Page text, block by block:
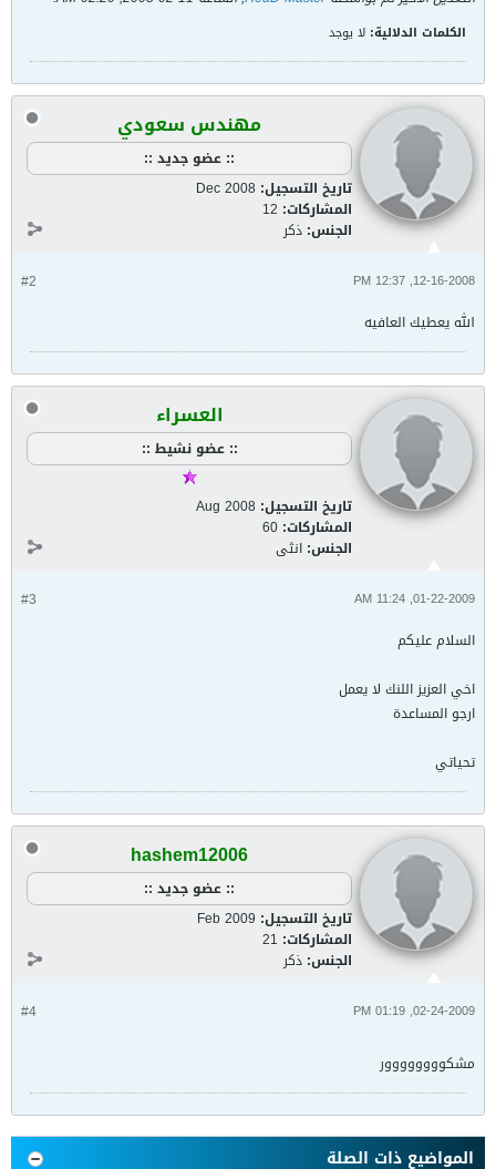
الكلمات الدلالية: لا يوجد
مهندس سعودي
:: عضو جديد ::
تاريخ التسجيل: Dec 2008
المشاركات: 12
الجنس: ذكر
#2 12-16-2008, 12:37 PM
الله يعطيك العافيه
العسراء
:: عضو نشيط ::
تاريخ التسجيل: Aug 2008
المشاركات: 60
الجنس: انثى
#3 01-22-2009, 11:24 AM
السلام عليكم
اخي العزيز اللنك لا يعمل
ارجو المساعدة
تحياتي
hashem12006
:: عضو جديد ::
تاريخ التسجيل: Feb 2009
المشاركات: 21
الجنس: ذكر
#4 02-24-2009, 01:19 PM
مشكوووووووور
المواضيع ذات الصلة